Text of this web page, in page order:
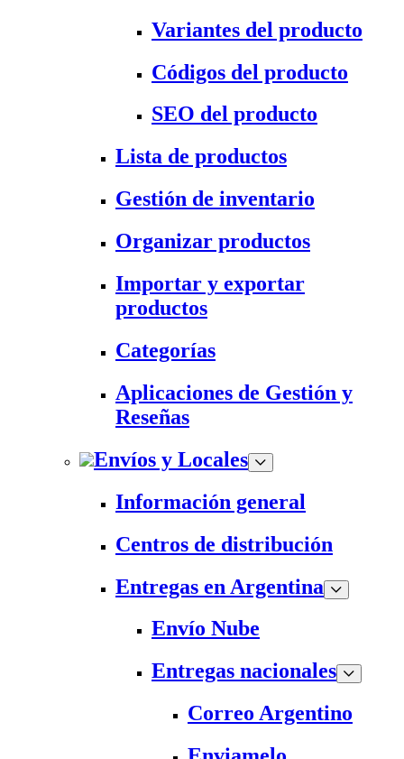
Variantes del producto
Códigos del producto
SEO del producto
Lista de productos
Gestión de inventario
Organizar productos
Importar y exportar
productos
Categorías
Aplicaciones de Gestión y
Reseñas
Envíos y Locales
Información general
Centros de distribución
Entregas en Argentina
Envío Nube
Entregas nacionales
Correo Argentino